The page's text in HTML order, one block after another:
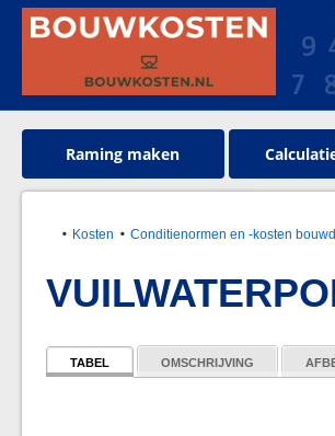
Raming maken
Kosten Conditienormen en -kosten
TABEL OMSCHRIJVING